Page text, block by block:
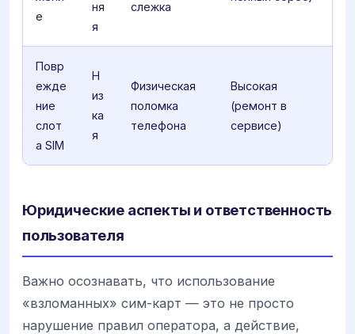
е
ня
я
слежка
Повр
ежде
ние
слот
а SIM
Н
из
ка
я
Физическая
поломка
телефона
Высокая
(ремонт в
сервисе)
Юридические аспекты и ответственность
пользователя
Важно осознавать, что использование
«взломанных» сим-карт — это не просто
нарушение правил оператора, а действие,